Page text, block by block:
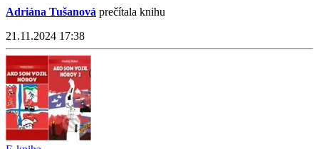
Adriána Tušanová prečítala knihu
21.11.2024 17:38